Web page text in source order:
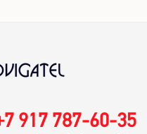
917 787-60-35